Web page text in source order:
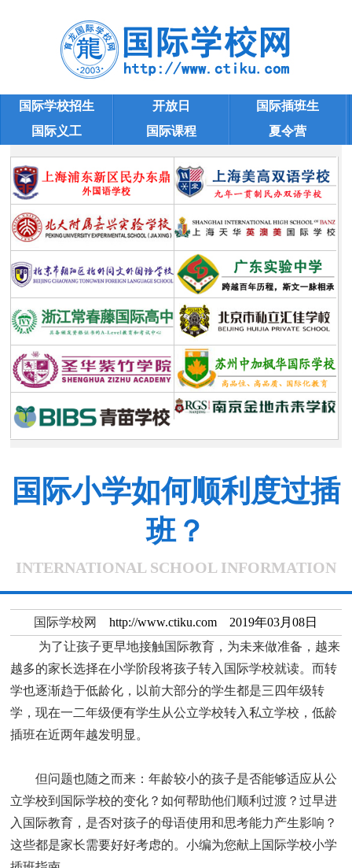
国际小学问答
国际学校招生 开放日
国际插班生
国际义工
国际课程
夏令营
学校大全
国际小学如何顺利度过插
班？
INTERNATIONAL SCHOOL INFORMATION
国际学校网
http://www.ctiku.com 2019年03月08日
为了让孩子更早地接触国际教育，为未来做准备，越来
越多的家长选择在小学阶段将孩子转入国际学校就读。而转
学也逐渐趋于低龄化，以前大部分的学生都是三四年级转
学，现在一二年级便有学生从公立学校转入私立学校，低龄
插班在近两年越发明显。
但问题也随之而来：年龄较小的孩子是否能够适应从公
立学校到国际学校的变化？如何帮助他们顺利过渡？过早进
入国际教育，是否对孩子的母语使用和思考能力产生影响？
这些都是家长需要好好考虑的。小编为您献上国际学校小学